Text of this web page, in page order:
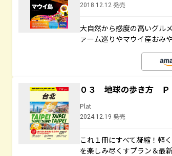
2018.12.12 発売
大自然から感度の高いグル
ァーム巡りやマウイ産おみ
０３ 地球の歩き方
Plat
2024.12.19 発売
これ１冊にすべて凝縮！軽
を楽しみ尽くすプラン＆最